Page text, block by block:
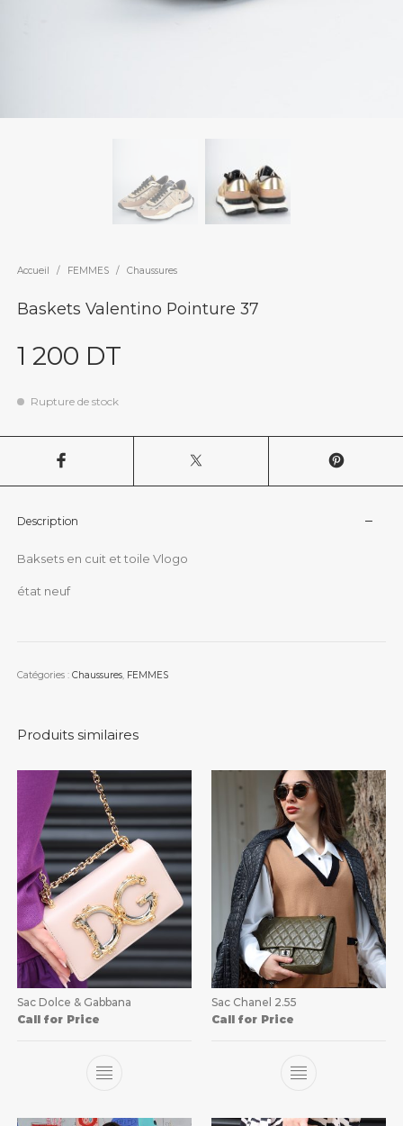
Accueil / FEMMES / Chaussures
Baskets Valentino Pointure 37
1 200 DT
Rupture de stock
Description
Baksets en cuit et toile Vlogo
état neuf
Catégories : Chaussures, FEMMES
Produits similaires
Sac Dolce & Gabbana
Call for Price
Sac Chanel 2.55
Call for Price